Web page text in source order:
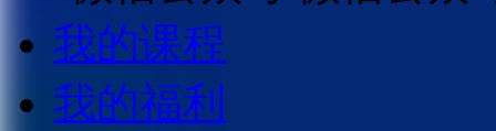
我的课程
我的福利